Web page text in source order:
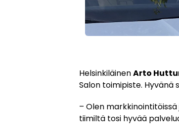
HelsinkiläinenArto
Salon toimipiste. Hyvänä
– Olen
tiimiltä tosi hyvää